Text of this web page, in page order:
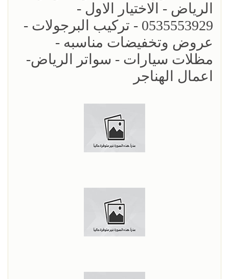
الرياض - الاختيار الاول -
0535553929 - تركيب البرجولات -
عروض وتخفيضات مناسبه -
مظلات سيارات - سواتر الرياض-
اعمال الهناجر